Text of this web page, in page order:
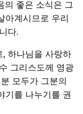
의 좋은 소식은 그
아계시므로 우리
다.
, 하나님을 사랑하
그리스도께 영광
모두가 그분의
기를 나누기를 권